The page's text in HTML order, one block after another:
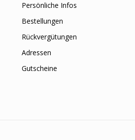
Persönliche Infos
Bestellungen
Rückvergütungen
Adressen
Gutscheine